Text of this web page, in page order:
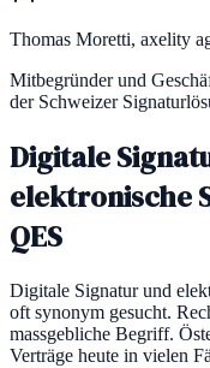
Thomas Moretti, axelity
Mitbegründer und
der Schweizer
Digitale
elektronische
QES
Digitale Signatur und
oft synonym gesucht.
massgebliche Begriff.
Verträge heute in vielen